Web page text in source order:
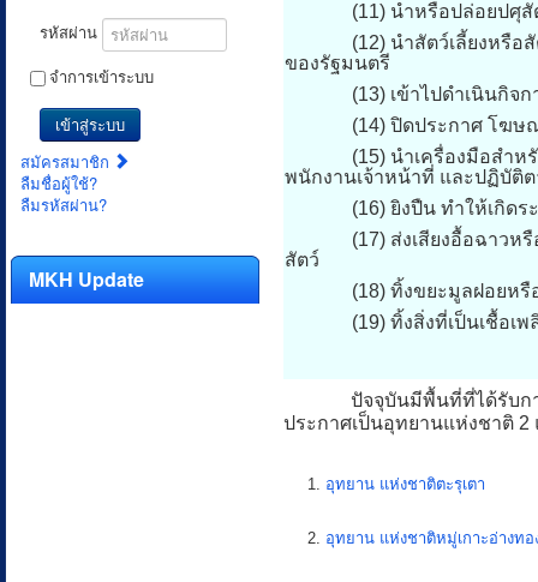
รหัสผ่าน
จำการเข้าระบบ
เข้าสู่ระบบ
สมัครสมาชิก
ลืมชื่อผู้ใช้?
ลืมรหัสผ่าน?
MKH Update
(11) นำหรือปล่อยปศุสัต
(12) นำสัตว์เลี้ยงหรือสัตว์
ของรัฐมนตรี
(13) เข้าไปดำเนินกิจการ
(14) ปิดประกาศ โฆษณา
(15) นำเครื่องมือสำหรับล่
พนักงานเจ้าหน้าที่ และปฏิบัติ
(16) ยิงปืน ทำให้เกิดระเ
(17) ส่งเสียงอื้อฉาวหรือก
สัตว์
(18) ทิ้งขยะมูลฝอยหรือสิ่
(19) ทิ้งสิ่งที่เป็นเชื้อเพลิง
ปัจจุบันมีพื้นที่ที่ได้รับก
ประกาศเป็นอุทยานแห่งชาติ 2
1. อุทยาน แห่งชาติตะรุเตา
2. อุทยาน แห่งชาติหมู่เกาะอ่างทอ